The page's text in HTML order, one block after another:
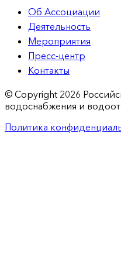
Об Ассоциации
Деятельность
Мероприятия
Пресс-центр
Контакты
© Copyright 2026
водоснабжения и
Политика